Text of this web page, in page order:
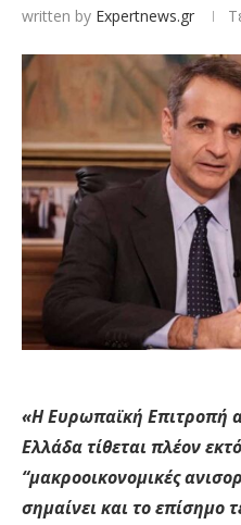
written by Expertnews.gr
«Η Ευρωπαϊκή Επιτροπή
Ελλάδα τίθεται πλέον
“μακροοικονομικές
σημαίνει και το επίσημο